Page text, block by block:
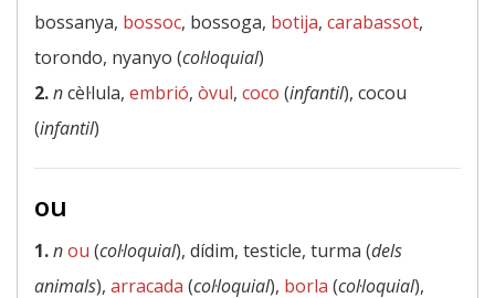
bossanya, bossoc, bossoga, botija, carabassot,
torondo, nyanyo (col·loquial)
2.ncèl·lula, embrió, òvul, coco (infantil), cocou
(infantil)
ou
1.nou (col·loquial), dídim, testicle, turma (dels
animals), arracada (col·loquial), borla (col·loquial),